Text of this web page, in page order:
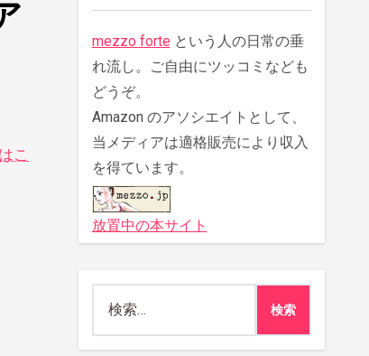
こ
mezzo forte という人の日常の垂
れ流し。ご自由にツッコミなども
どうぞ。
Amazon のアソシエイトとして、
当メディアは適格販売により収入
を得ています。
放置中の本サイト